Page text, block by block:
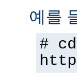
예를
#